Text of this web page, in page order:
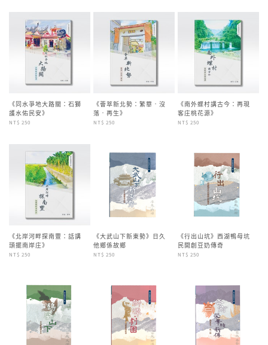
《同水爭地大路關：石獅
護水佑民安》
NT$ 250
《薈萃新北勢：繁華‧沒
落‧再生》
NT$ 250
《南外蝶村講古今：再現
客庄桃花源》
NT$ 250
《北岸河畔探南豐：話講
頭擺南岸庄》
NT$ 250
《大武山下新東勢》日久
他鄉係故鄉
NT$ 250
《行出山坑》西湖鴨母坑
民開創豆奶傳奇
NT$ 250